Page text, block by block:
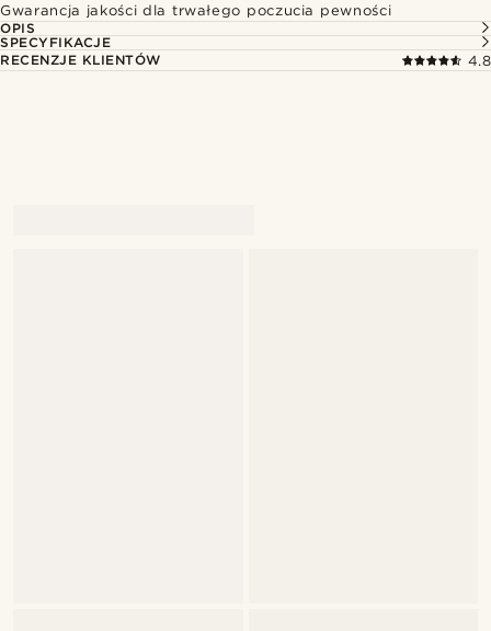
Gwarancja jakości dla trwałego poczucia pewności
OPIS
SPECYFIKACJE
RECENZJE KLIENTÓW
4.8